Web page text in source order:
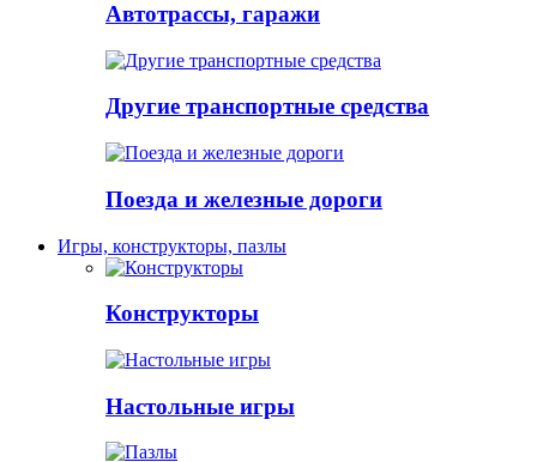
Автотрассы, гаражи
Другие транспортные средства
Поезда и железные дороги
Игры, конструкторы, пазлы
Конструкторы
Настольные игры